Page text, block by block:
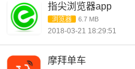
指尖浏览器app
浏览器 6.7 MB
2018-03-21 18:29:51
摩拜单车